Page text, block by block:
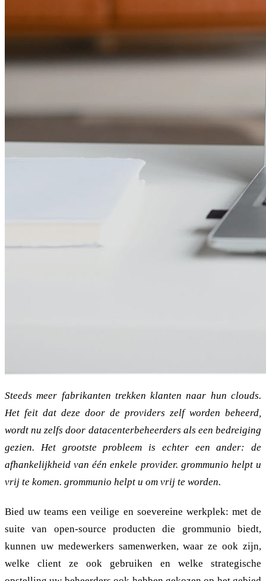
Steeds meer fabrikanten trekken klanten naar hun clouds.
Het feit dat deze door de providers zelf worden beheerd,
wordt nu zelfs door datacenterbeheerders als een bedreiging
gezien. Het grootste probleem is echter een ander: de
afhankelijkheid van één enkele provider. grommunio helpt u
vrij te komen. grommunio helpt u om vrij te worden.
Bied uw teams een veilige en soevereine werkplek: met de
suite van open-source producten die grommunio biedt,
kunnen uw medewerkers samenwerken, waar ze ook zijn,
welke client ze ook gebruiken en welke strategische